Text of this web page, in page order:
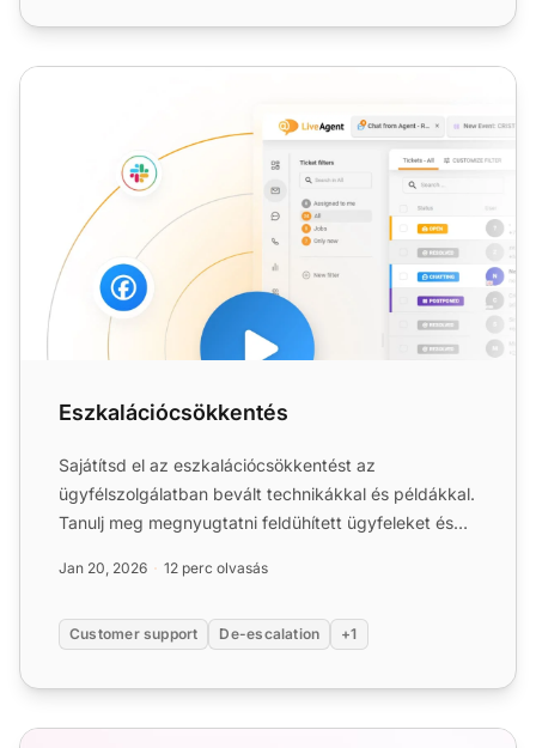
Eszkalációcsökkentés
Eszkalációcsökkentés
Sajátítsd el az eszkalációcsökkentést az
ügyfélszolgálatban bevált technikákkal és példákkal.
Tanulj meg megnyugtatni feldühített ügyfeleket és
Jan 20, 2026 12 perc olvasás
Customer support De-escalation +1
12 nélkülözhetetlen ügyfélszolgálati puha készség: